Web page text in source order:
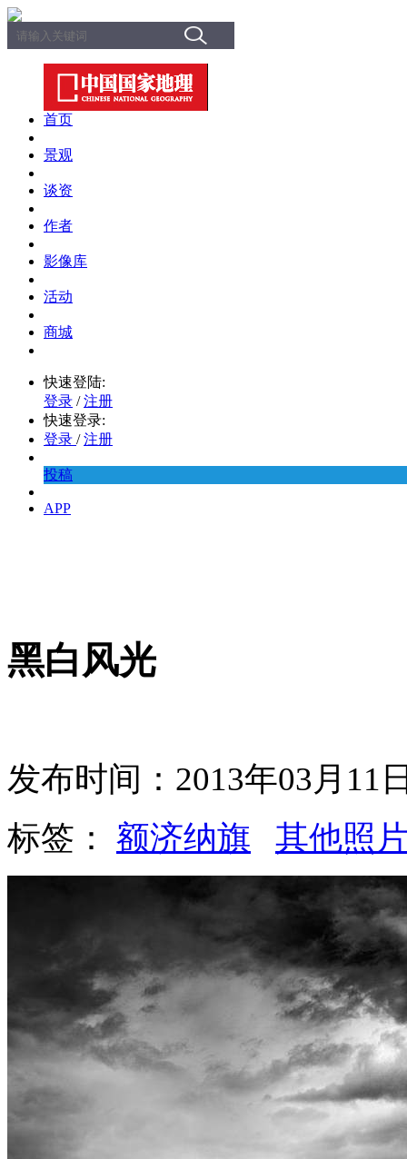
首页
景观
谈资
作者
影像库
活动
商城
快速登陆:
登录 / 注册
快速登录:
登录 / 注册
投稿
APP
黑白风光
发布时间：2013年03月11
标签： 额济纳旗 其他照